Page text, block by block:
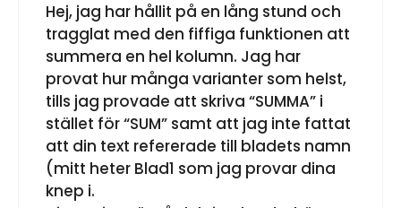
Hej, jag har hållit på en lång stund och
tragglat med den fiffiga funktionen att
summera en hel kolumn. Jag har
provat hur många varianter som helst,
tills jag provade att skriva “SUMMA” i
stället för “SUM” samt att jag inte fattat
att din text refererade till bladets namn
(mitt heter Blad1 som jag provar dina
knep i.